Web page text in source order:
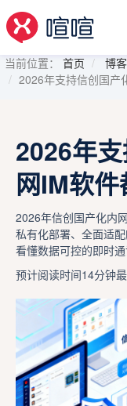
当前位置： 首页 博客
2026年支持信创国产
2026年
网IM软件
2026年信创国产化内
私有化部署、全面适
看懂数据可控的即时通
预计阅读时间14分钟